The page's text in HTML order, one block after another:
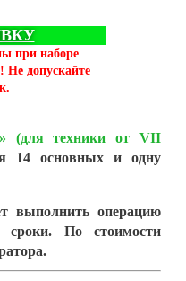
при наборе
Не допускайте
(для техники от VII
14 основных и одну
выполнить операцию
По стоимости